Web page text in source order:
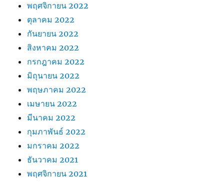
พฤศจิกายน 2022
ตุลาคม 2022
กันยายน 2022
สิงหาคม 2022
กรกฎาคม 2022
มิถุนายน 2022
พฤษภาคม 2022
เมษายน 2022
มีนาคม 2022
กุมภาพันธ์ 2022
มกราคม 2022
ธันวาคม 2021
พฤศจิกายน 2021